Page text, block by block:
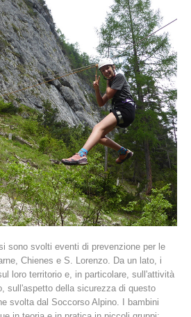
sono svolti eventi di prevenzione per le
Chienes e S. Lorenzo. Da un lato, i
loro territorio e, in particolare, sull'attività
sull'aspetto della sicurezza di questo
svolta dal Soccorso Alpino. I bambini